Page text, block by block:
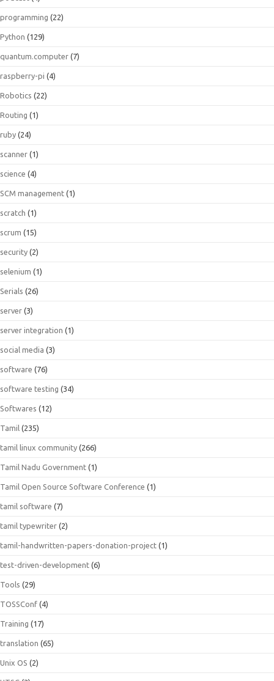
programming (22)
Python (129)
quantum.computer (7)
raspberry-pi (4)
Robotics (22)
Routing (1)
ruby (24)
scanner (1)
science (4)
SCM management (1)
scratch (1)
scrum (15)
security (2)
selenium (1)
Serials (26)
server (3)
server integration (1)
social media (3)
software (76)
software testing (34)
Softwares (12)
Tamil (235)
tamil linux community (266)
Tamil Nadu Government (1)
Tamil Open Source Software Conference (1)
tamil software (7)
tamil typewriter (2)
tamil-handwritten-papers-donation-project (1)
test-driven-development (6)
Tools (29)
TOSSConf (4)
Training (17)
translation (65)
Unix OS (2)